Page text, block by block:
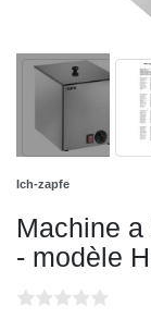
Ich-zapfe
Machine
- modèle